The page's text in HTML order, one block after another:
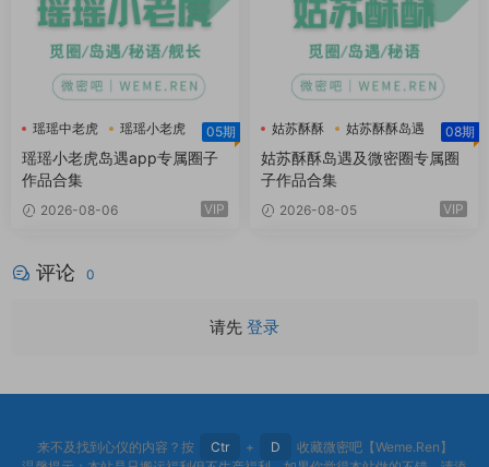
瑶瑶中老虎
瑶瑶小老虎
瑶瑶小老虎岛遇
05期
瑶瑶小老虎岛遇app专属圈子
作品合集
2026-08-06 VIP
姑苏酥酥
姑苏酥酥岛遇
姑苏酥酥微密圈
08期
姑苏酥酥岛遇及微密圈专属圈
子作品合集
2026-08-05 VIP
评论 0
请先 登录
来不及找到心仪的内容？按 Ctr + D
收藏微密吧【Weme.Ren】